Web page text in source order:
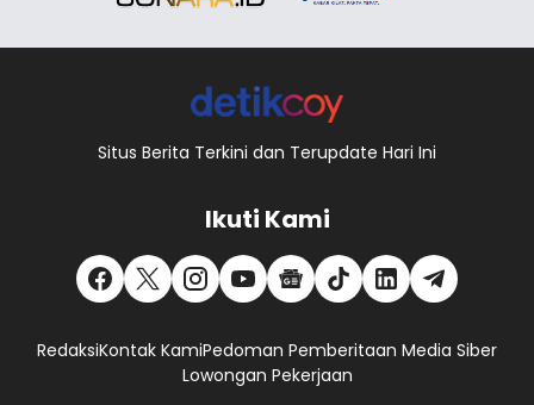
Situs Berita Terkini dan Terupdate Hari Ini
Ikuti Kami
RedaksiKontak KamiPedoman Pemberitaan Media Siber
Lowongan Pekerjaan